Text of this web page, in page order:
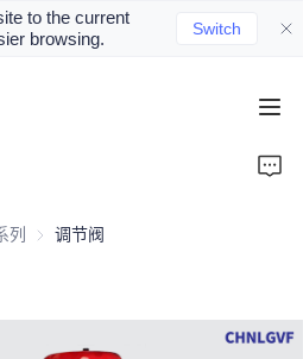
to the current
browsing.
Switch
列 调节阀系列
调节阀